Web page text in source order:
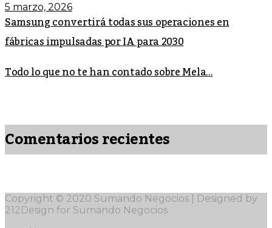
5 marzo, 2026
Samsung convertirá todas sus operaciones en
fábricas impulsadas por IA para 2030
Todo lo que no te han contado sobre Mela...
Comentarios recientes
Copyright © 2020 Sumando Negocios | Designed by
212Design for Sumando Negocios